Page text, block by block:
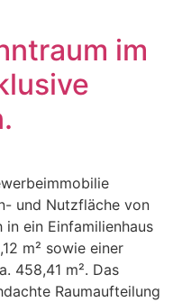
im
und Nutzfläche von
ein Einfamilienhaus
m² sowie einer
458,41 m². Das
Raumaufteilung